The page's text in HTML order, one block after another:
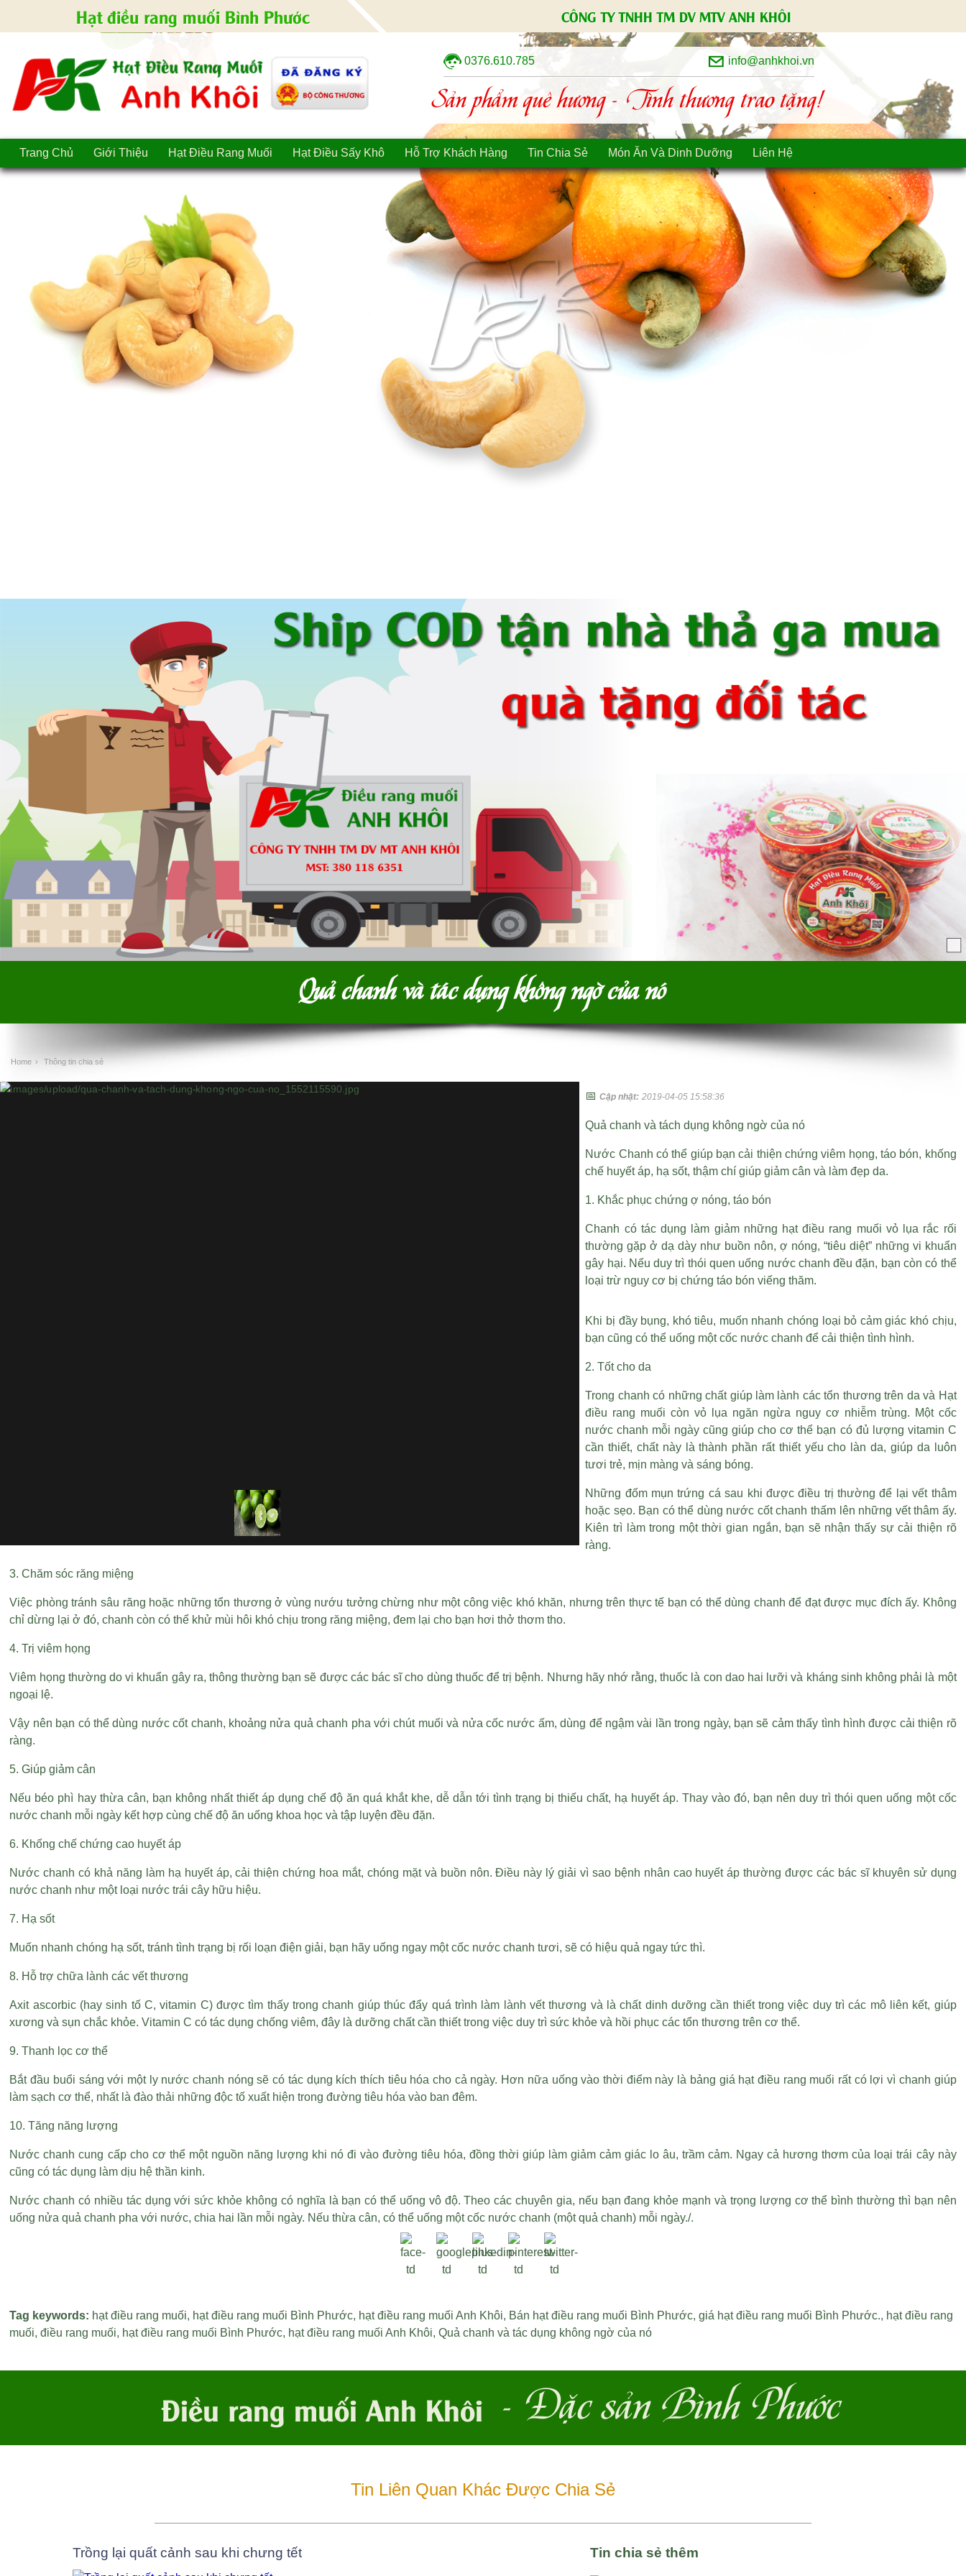
Hạt điều rang muối Bình Phước CÔNG TY TNHH TM DV MTV ANH KHÔI
0376.610.785 info@anhkhoi.vn
Sản phẩm quê hương - Tình thương trao tặng!
Trang Chủ Giới Thiệu Hạt Điều Rang Muối Hạt Điều Sấy Khô Hỗ Trợ Khách Hàng Tin Chia Sẻ Món Ăn Và Dinh Dưỡng Liên Hệ
Quả chanh và tác dụng không ngờ của nó
Home › Thông tin chia sẻ
📅Cập nhật: 2019-04-05 15:58:36
Quả chanh và tách dụng không ngờ của nó
Nước Chanh có thể giúp bạn cải thiện chứng viêm họng, táo bón, khống
chế huyết áp, hạ sốt, thậm chí giúp giảm cân và làm đẹp da.
1. Khắc phục chứng ợ nóng, táo bón
Chanh có tác dụng làm giảm những hạt điều rang muối vỏ lụa rắc rối
thường gặp ở dạ dày như buồn nôn, ợ nóng, “tiêu diệt” những vi khuẩn
gây hại. Nếu duy trì thói quen uống nước chanh đều đặn, bạn còn có thể
loại trừ nguy cơ bị chứng táo bón viếng thăm.
Khi bị đầy bụng, khó tiêu, muốn nhanh chóng loại bỏ cảm giác khó chịu,
bạn cũng có thể uống một cốc nước chanh để cải thiện tình hình.
2. Tốt cho da
Trong chanh có những chất giúp làm lành các tổn thương trên da và Hạt
điều rang muối còn vỏ lụa ngăn ngừa nguy cơ nhiễm trùng. Một cốc
nước chanh mỗi ngày cũng giúp cho cơ thể bạn có đủ lượng vitamin C
cần thiết, chất này là thành phần rất thiết yếu cho làn da, giúp da luôn
tươi trẻ, mịn màng và sáng bóng.
Những đốm mụn trứng cá sau khi được điều trị thường để lại vết thâm
hoặc sẹo. Bạn có thể dùng nước cốt chanh thấm lên những vết thâm ấy.
Kiên trì làm trong một thời gian ngắn, bạn sẽ nhận thấy sự cải thiện rõ
ràng.
3. Chăm sóc răng miệng
Việc phòng tránh sâu răng hoặc những tổn thương ở vùng nướu tưởng chừng như một công việc khó khăn, nhưng trên thực tế bạn có thể dùng chanh để đạt được mục đích ấy. Không
chỉ dừng lại ở đó, chanh còn có thể khử mùi hôi khó chịu trong răng miệng, đem lại cho bạn hơi thở thơm tho.
4. Trị viêm họng
Viêm họng thường do vi khuẩn gây ra, thông thường bạn sẽ được các bác sĩ cho dùng thuốc để trị bệnh. Nhưng hãy nhớ rằng, thuốc là con dao hai lưỡi và kháng sinh không phải là một
ngoại lệ.
Vậy nên bạn có thể dùng nước cốt chanh, khoảng nửa quả chanh pha với chút muối và nửa cốc nước ấm, dùng để ngậm vài lần trong ngày, bạn sẽ cảm thấy tình hình được cải thiện rõ
ràng.
5. Giúp giảm cân
Nếu béo phì hay thừa cân, bạn không nhất thiết áp dụng chế độ ăn quá khắt khe, dễ dẫn tới tình trạng bị thiếu chất, hạ huyết áp. Thay vào đó, bạn nên duy trì thói quen uống một cốc
nước chanh mỗi ngày kết hợp cùng chế độ ăn uống khoa học và tập luyện đều đặn.
6. Khống chế chứng cao huyết áp
Nước chanh có khả năng làm hạ huyết áp, cải thiện chứng hoa mắt, chóng mặt và buồn nôn. Điều này lý giải vì sao bệnh nhân cao huyết áp thường được các bác sĩ khuyên sử dụng
nước chanh như một loại nước trái cây hữu hiệu.
7. Hạ sốt
Muốn nhanh chóng hạ sốt, tránh tình trạng bị rối loạn điện giải, bạn hãy uống ngay một cốc nước chanh tươi, sẽ có hiệu quả ngay tức thì.
8. Hỗ trợ chữa lành các vết thương
Axit ascorbic (hay sinh tố C, vitamin C) được tìm thấy trong chanh giúp thúc đẩy quá trình làm lành vết thương và là chất dinh dưỡng cần thiết trong việc duy trì các mô liên kết, giúp
xương và sụn chắc khỏe. Vitamin C có tác dụng chống viêm, đây là dưỡng chất cần thiết trong việc duy trì sức khỏe và hồi phục các tổn thương trên cơ thể.
9. Thanh lọc cơ thể
Bắt đầu buổi sáng với một ly nước chanh nóng sẽ có tác dụng kích thích tiêu hóa cho cả ngày. Hơn nữa uống vào thời điểm này là bảng giá hạt điều rang muối rất có lợi vì chanh giúp
làm sạch cơ thể, nhất là đào thải những độc tố xuất hiện trong đường tiêu hóa vào ban đêm.
10. Tăng năng lượng
Nước chanh cung cấp cho cơ thể một nguồn năng lượng khi nó đi vào đường tiêu hóa, đồng thời giúp làm giảm cảm giác lo âu, trầm cảm. Ngay cả hương thơm của loại trái cây này
cũng có tác dụng làm dịu hệ thần kinh.
Nước chanh có nhiều tác dụng với sức khỏe không có nghĩa là bạn có thể uống vô độ. Theo các chuyên gia, nếu bạn đang khỏe mạnh và trọng lượng cơ thể bình thường thì bạn nên
uống nửa quả chanh pha với nước, chia hai lần mỗi ngày. Nếu thừa cân, có thể uống một cốc nước chanh (một quả chanh) mỗi ngày./.
Tag keywords: hạt điều rang muối, hạt điều rang muối Bình Phước, hạt điều rang muối Anh Khôi, Bán hạt điều rang muối Bình Phước,giá hạt điều rang muối Bình Phước., hạt điều rang
muối,điều rang muối, hạt điều rang muối Bình Phước, hạt điều rang muối Anh Khôi,Quả chanh và tác dụng không ngờ của nó
Điều rang muối Anh Khôi - Đặc sản Bình Phước
Tin Liên Quan Khác Được Chia Sẻ
Trồng lại quất cảnh sau khi chưng tết Tin chia sẻ thêm